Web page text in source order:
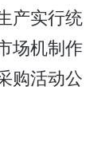
产实行统
场机制作
购活动公